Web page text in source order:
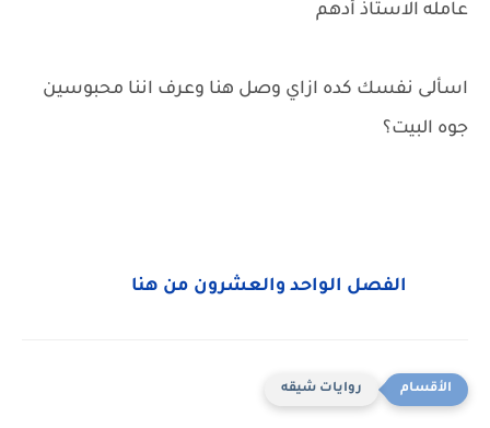
عامله الاستاذ أدهم
اسألى نفسك كده ازاي وصل هنا وعرف اننا محبوسين
جوه البيت؟
الفصل الواحد والعشرون من هنا
روايات شيقه